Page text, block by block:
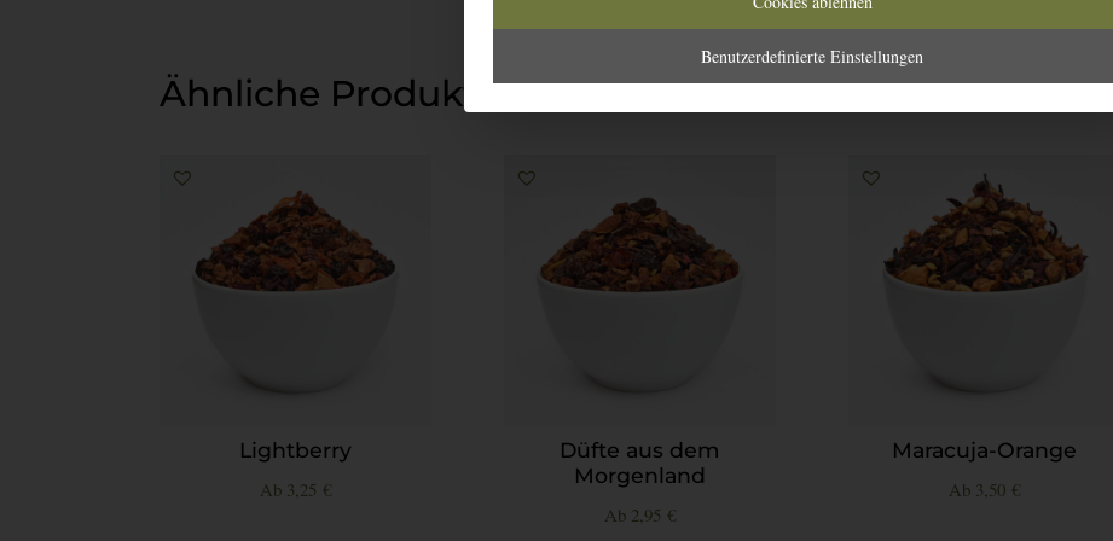
Ähnliche Produkte
Lightberry
Ab 3,25 €
Düfte aus dem
Morgenland
Ab 2,95 €
Maracuja-Orange
Ab 3,50 €
Benutzerdefinierte Einstellungen